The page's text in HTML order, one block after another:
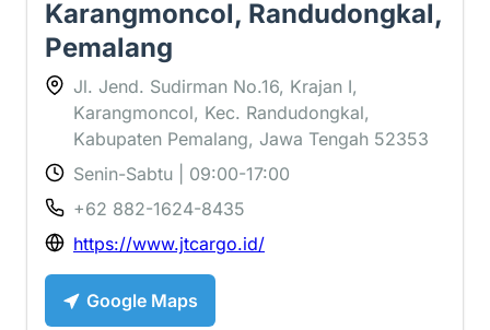
Karangmoncol, Randudongkal,
Pemalang
Jl. Jend. Sudirman No.16, Krajan I,
Karangmoncol, Kec. Randudongkal,
Kabupaten Pemalang, Jawa Tengah 52353
Senin-Sabtu | 09:00-17:00
+62 882-1624-8435
https://www.jtcargo.id/
Google Maps